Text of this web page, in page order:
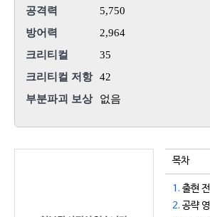
공격력
5,750
방어력
2,964
크리티컬
35
크리티컬 저항
42
부분파괴 보상
없음
목차
1. 출현
2. 공략